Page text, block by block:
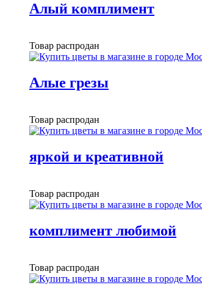
Алый комплимент
Товар распродан
Алые грезы
Товар распродан
яркой и креативной
Товар распродан
комплимент любимой
Товар распродан